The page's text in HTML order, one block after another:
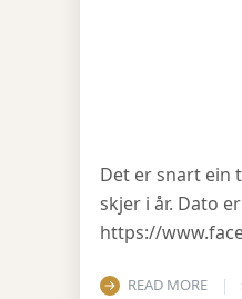
Det er snart ein
skjer i år. Dato
https://
READ MORE